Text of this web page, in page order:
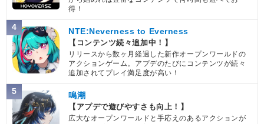
得！
4 NTE:Neverness to Everness
【コンテンツ続々追加中！】
リリースから数ヶ月経過した新作オープンワールドの
アクションゲーム。アプデのたびにコンテンツが続々
追加されてプレイ満足度が高い！
5 鳴潮
【アプデで遊びやすさも向上！】
広大なオープンワールドと手応えのあるアクションが